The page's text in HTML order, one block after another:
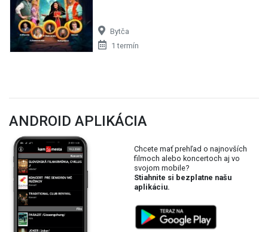
Bytča
1 termín
ANDROID APLIKÁCIA
Chcete mať prehľad o najnovších
filmoch alebo koncertoch aj vo
svojom mobile?
Stiahnite si bezplatne našu
aplikáciu.